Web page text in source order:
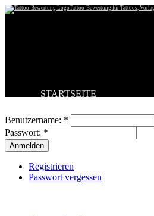
Tattoo-Bewertung für Tattoos,
STARTSEITE
BESTE TATTOOS
NEUESTE TATTOOS
KOMMENTARE
FORUM
Benutzername: *
Passwort: *
Registrieren
Passwort vergessen